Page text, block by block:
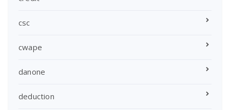
csc
cwape
danone
deduction